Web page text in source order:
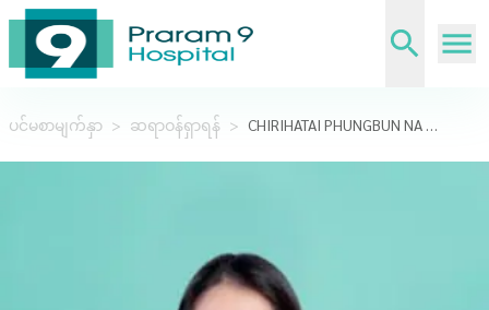
ပင်မစာမျက်နှာ > ဆရာဝန်ရှာရန် > CHIRIHATAI PHUNGBUN NA AYUDHYA,DDS